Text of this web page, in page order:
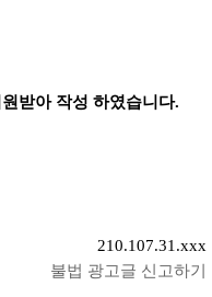
받아 작성 하였습니다.
210.107.31.xxx
불법 광고글 신고하기